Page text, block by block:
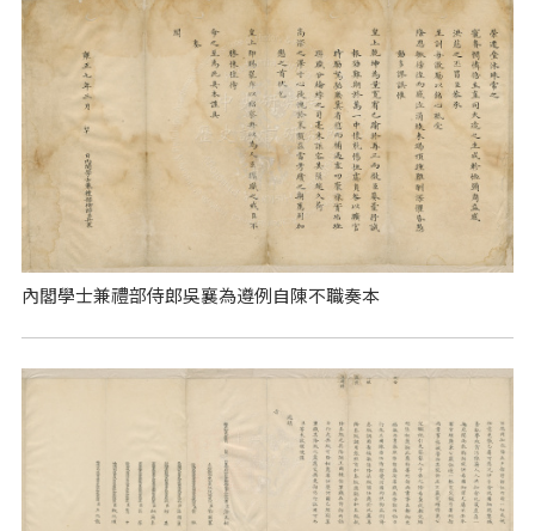
內閣學士兼禮部侍郎吳襄為遵例自陳不職奏本